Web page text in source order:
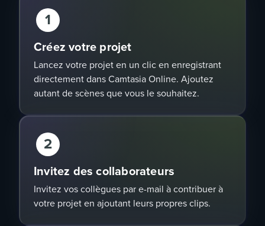
1
Créez votre projet
Lancez votre projet en un clic en enregistrant
directement dans Camtasia Online. Ajoutez
autant de scènes que vous le souhaitez.
2
Invitez des collaborateurs
Invitez vos collègues par e-mail à contribuer à
votre projet en ajoutant leurs propres clips.